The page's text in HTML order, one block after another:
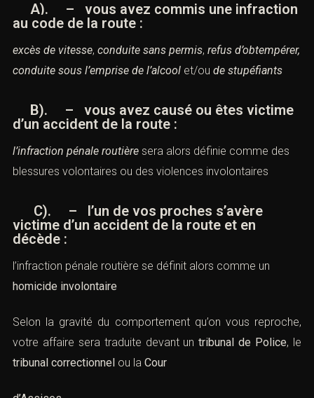
A). – vous avez commis une infraction
au code de la route :
excès de vitesse, conduite sans permis, refus d’obtempérer,
conduite sous l’emprise de l’alcool et/ou de stupéfiants
B). – vous avez causé ou êtes victime
d’un accident de la route :
l’infraction pénale routière sera alors définie comme des
blessures volontaires ou des violences involontaires
C). – l’un de vos proches s’avère
victime d’un accident de la route et en
décède :
l’infraction pénale routière se définit alors comme un
homicide involontaire
Selon la gravité du comportement qu’on vous reproche,
votre affaire sera traduite devant untribunal de Police, le
tribunal correctionnel ou la Cour